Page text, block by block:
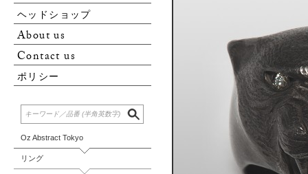
ヘッドショップ
About us
Contact us
ポリシー
Oz Abstract Tokyo
リング